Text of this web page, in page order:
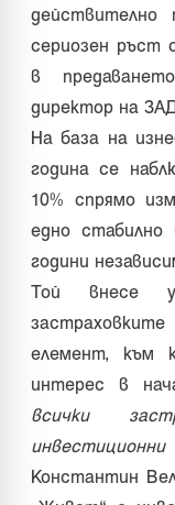
действително
сериозен ръст
в
директор на
На база на
година се
10% спрямо
едно стабилно
години
Той внесе
елемент, към
интерес в
всички
Константин